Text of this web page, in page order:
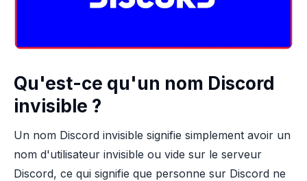
Qu'est-ce qu'un nom Discord
invisible ?
Un nom Discord invisible signifie simplement avoir un
nom d'utilisateur invisible ou vide sur le serveur
Discord, ce qui signifie que personne sur Discord ne